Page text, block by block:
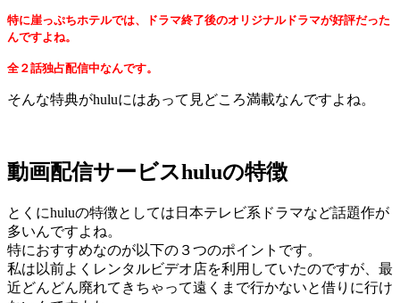
特に崖っぷちホテルでは、ドラマ終了後のオリジナルドラマが好評だった
んですよね。
全２話独占配信中なんです。
そんな特典がhuluにはあって見どころ満載なんですよね。
動画配信サービスhuluの特徴
とくにhuluの特徴としては日本テレビ系ドラマなど話題作が
多いんですよね。
特におすすめなのが以下の３つのポイントです。
私は以前よくレンタルビデオ店を利用していたのですが、最
近どんどん廃れてきちゃって遠くまで行かないと借りに行け